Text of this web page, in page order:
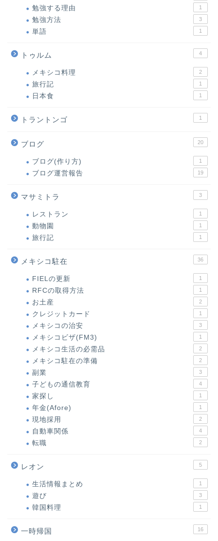
勉強する理由 1
勉強方法 3
単語 1
トゥルム 4
メキシコ料理 2
旅行記 1
日本食 1
トラントンゴ 1
ブログ 20
ブログ(作り方) 1
ブログ運営報告 19
マサミトラ 3
レストラン 1
動物園 1
旅行記 1
メキシコ駐在 36
FIELの更新 1
RFCの取得方法 1
お土産 2
クレジットカード 1
メキシコの治安 3
メキシコビザ(FM3) 1
メキシコ生活の必需品 2
メキシコ駐在の準備 2
副業 3
子どもの通信教育 4
家探し 1
年金(Afore) 1
現地採用 2
自動車関係 4
転職 2
レオン 5
生活情報まとめ 1
遊び 3
韓国料理 1
一時帰国 16